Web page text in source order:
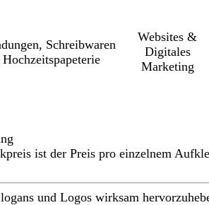
Schreib­wa­ren
Websites &
Digitales
Marketing
ist der Preis pro einzelnem
und Logos wirksam